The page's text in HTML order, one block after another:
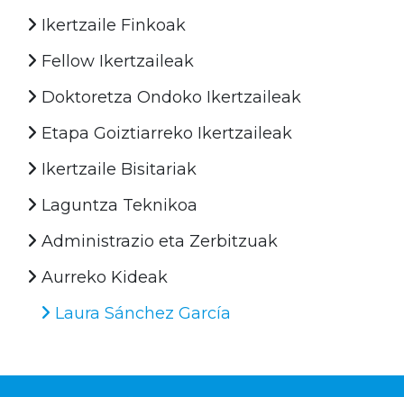
Ikertzaile Finkoak
Fellow Ikertzaileak
Doktoretza Ondoko Ikertzaileak
Etapa Goiztiarreko Ikertzaileak
Ikertzaile Bisitariak
Laguntza Teknikoa
Administrazio eta Zerbitzuak
Aurreko Kideak
Laura Sánchez García